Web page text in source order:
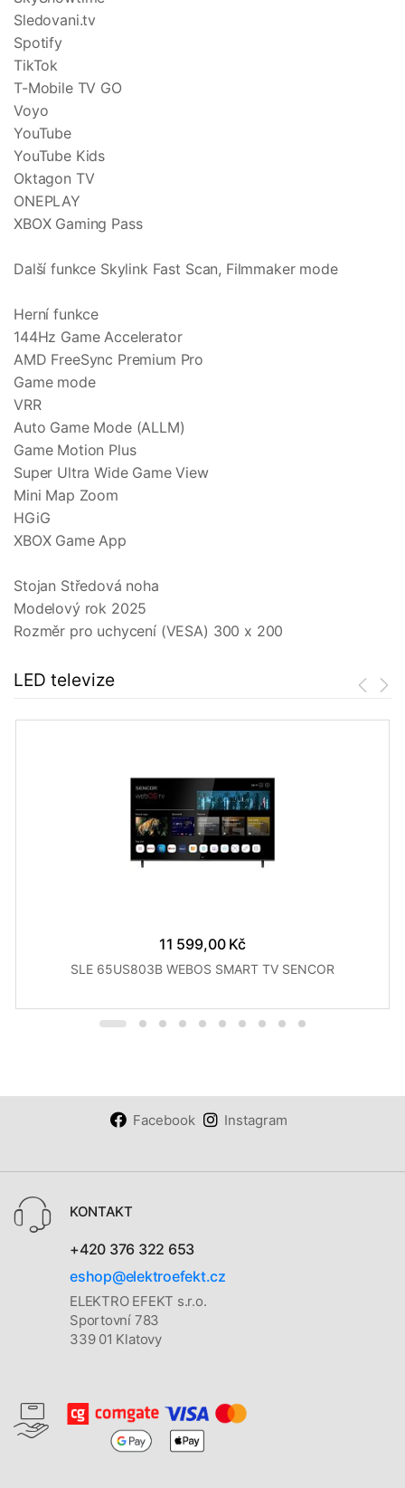
Sledovani.tv
Spotify
TikTok
T-Mobile TV GO
Voyo
YouTube
YouTube Kids
Oktagon TV
ONEPLAY
XBOX Gaming Pass
Další funkce Skylink Fast Scan, Filmmaker mode
Herní funkce
144Hz Game Accelerator
AMD FreeSync Premium Pro
Game mode
VRR
Auto Game Mode (ALLM)
Game Motion Plus
Super Ultra Wide Game View
Mini Map Zoom
HGiG
XBOX Game App
Stojan Středová noha
Modelový rok 2025
Rozměr pro uchycení (VESA) 300 x 200
LED televize
11 599,00 Kč
SLE 65US803B WEBOS SMART TV SENCOR
Facebook Instagram
KONTAKT
+420 376 322 653
eshop@elektroefekt.cz
ELEKTRO EFEKT s.r.o.
Sportovní 783
339 01 Klatovy